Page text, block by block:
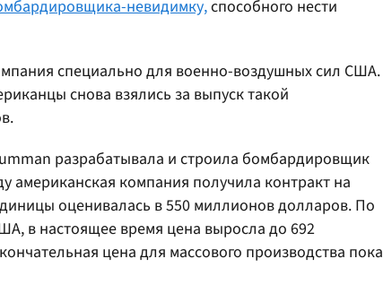
невидимку,способного нести
специально для военно-воздушных сил США.
снова взялись за выпуск такой
разрабатывала и строила бомбардировщик
американская компания получила контракт на
оценивалась в 550 миллионов долларов. По
в настоящее время цена выросла до 692
цена для массового производства пока